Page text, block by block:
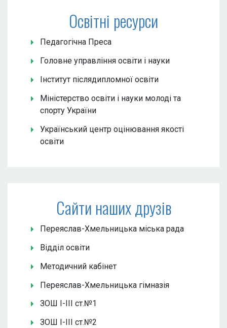
Освітні ресурси
Педагогічна Преса
Головне управління освіти і науки
Інститут післядипломної освіти
Міністерство освіти і науки молоді та
спорту України
Український центр оцінювання якості
освіти
Сайти наших друзів
Переяслав-Хмельницька міська рада
Відділ освіти
Методичний кабінет
Переяслав-Хмельницька гімназія
ЗОШ І-ІІІ ст.№1
ЗОШ І-ІІІ ст.№2